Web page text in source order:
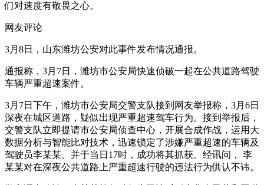
们对速度有敬畏之心。
网友评论
3月8日，山东潍坊公安对此事件发布情况通报。
通报称，3月7日，潍坊市公安局快速侦破一起在公共道路驾驶
车辆严重超速案件。
3月7日下午，潍坊市公安局交警支队接到网友举报称，3月6日
深夜在城区道路，疑似出现严重超速驾车行为。接到举报后，
交警支队立即提请市公安局侦查中心，开展合成作战，运用大
数据分析与智能比对技术，迅速锁定了涉嫌严重超速的车辆及
驾驶员李某某。并于当日17时，成功将其抓获。经讯问， 李
某某对在深夜公共道路上严重超速行驶的违法行为供认不讳。